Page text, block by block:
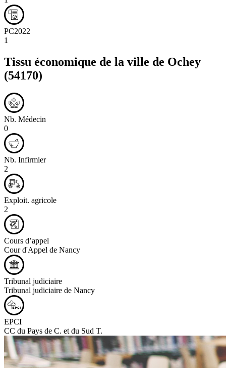
PC2022
1
Tissu économique de la ville de Ochey
(54170)
Nb. Médecin
0
Nb. Infirmier
2
Exploit. agricole
2
Cours d’appel
Cour d'Appel de Nancy
Tribunal judiciaire
Tribunal judiciaire de Nancy
EPCI
CC du Pays de C. et du Sud T.